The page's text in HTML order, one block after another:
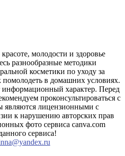
молодости и здоровье
разнообразные методики
косметики по уходу за
в домашних условиях.
информационный характер. Перед
проконсультироваться с
являются лицензионными с
к нарушению авторских прав
фото сервиса canva.com
сервиса!